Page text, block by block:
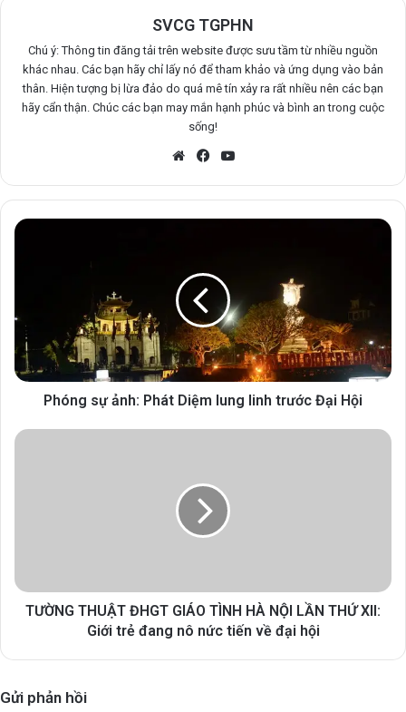
SVCG TGPHN
Chú ý: Thông tin đăng tải trên website được sưu tầm từ nhiều nguồn
khác nhau. Các bạn hãy chỉ lấy nó để tham khảo và ứng dụng vào bản
thân. Hiện tượng bị lừa đảo do quá mê tín xảy ra rất nhiều nên các bạn
hãy cẩn thận. Chúc các bạn may mắn hạnh phúc và bình an trong cuộc
sống!
WebsiteFacebook
Phóng sự ảnh: Phát Diệm lung linh trước Đại Hội
TƯỜNG THUẬT ĐHGT GIÁO TÌNH HÀ NỘI LẦN THỨ XII:
Giới trẻ đang nô nức tiến về đại hội
Gửi phản hồi